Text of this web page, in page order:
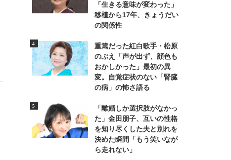
「生きる意味が変わった」
移植から17年、きょうだい
の関係性
重篤だった紅白歌手・松原
のぶえ「声が出ず、顔色も
おかしかった」最初の異
変。自覚症状のない「腎臓
の病」の怖さ語る
「離婚しか選択肢がなかっ
た」金田朋子、互いの性格
を知り尽くした夫と別れを
決めた瞬間「もう笑いなが
ら走れない」